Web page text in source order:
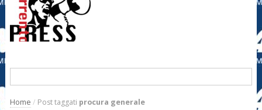
Home / Post taggati procura generale